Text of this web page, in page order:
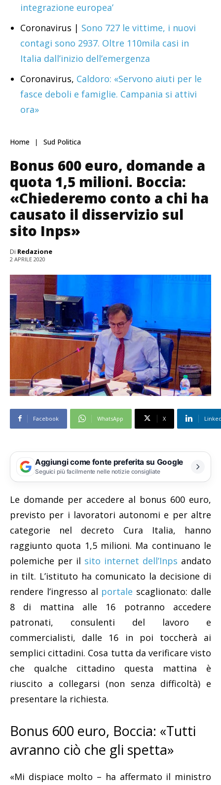
integrazione europea’
Coronavirus | Sono 727 le vittime, i nuovi
contagi sono 2937. Oltre 110mila casi in
Italia dall’inizio dell’emergenza
Coronavirus, Caldoro: «Servono aiuti per le
fasce deboli e famiglie. Campania si attivi
ora»
Home Sud Politica
Bonus 600 euro, domande a
quota 1,5 milioni. Boccia:
«Chiederemo conto a chi ha
causato il disservizio sul
sito Inps»
Di Redazione
2 APRILE 2020
Facebook WhatsApp X
Aggiungi come fonte preferita su Google
Seguici più facilmente nelle notizie consigliate
Le domande per accedere al bonus 600 euro,
previsto per i lavoratori autonomi e per altre
categorie nel decreto Cura Italia, hanno
raggiunto quota 1,5 milioni. Ma continuano le
polemiche per il sito internet dell’Inps andato
in tilt. L’istituto ha comunicato la decisione di
rendere l’ingresso al portale scaglionato: dalle
8 di mattina alle 16 potranno accedere
patronati, consulenti del lavoro e
commercialisti, dalle 16 in poi toccherà ai
semplici cittadini. Cosa tutta da verificare visto
che qualche cittadino questa mattina è
riuscito a collegarsi (non senza difficoltà) e
presentare la richiesta.
Bonus 600 euro, Boccia: «Tutti
avranno ciò che gli spetta»
«Mi dispiace molto – ha affermato il ministro